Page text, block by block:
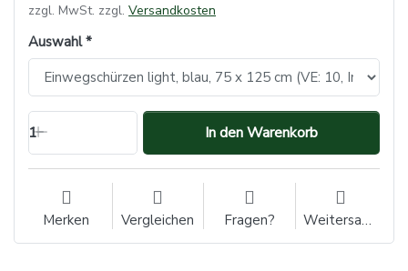
zzgl. MwSt. zzgl. Versandkosten
Auswahl
1 In den Warenkorb
Merken Vergleichen Fragen? Weitersagen